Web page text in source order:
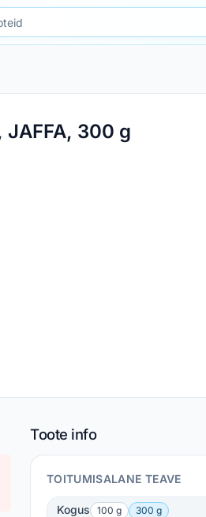
JAFFA, 300 g
Toote info
TOITUMISALANE TEAVE
Kogus 100 g 300 g